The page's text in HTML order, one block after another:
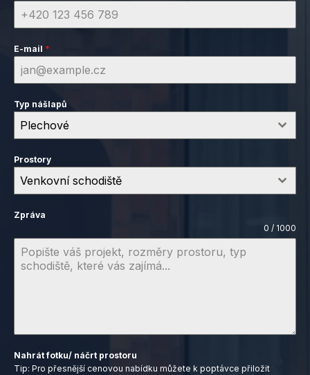
E-mail *
Typ nášlapů
Plechové
Prostory
Venkovní schodiště
Zpráva
0 / 1000
Nahrát fotku/ náčrt prostoru
Tip: Pro přesnější cenovou nabídku můžete k poptávce přiložit